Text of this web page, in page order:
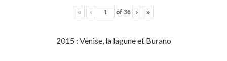
« ‹ of36 › »
2015 : Venise, la lagune et Burano